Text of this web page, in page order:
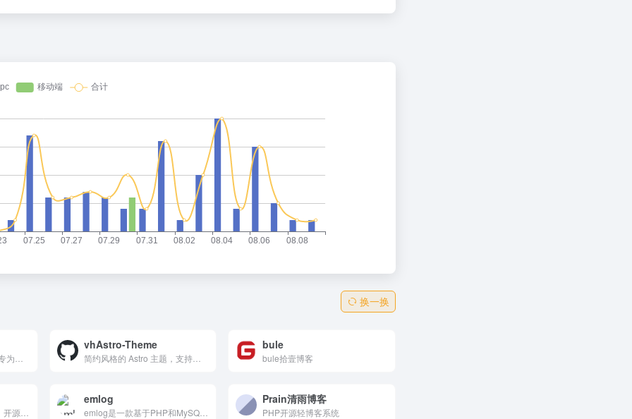
换一换
vhAstro-Theme
简约风格的 Astro 主题，支持动态内容加载和静态数据配置，提供链接管理、说说记录和图片展示功能，适合快速搭建个人博客或创意项目。
bule
bule拾壹博客
emlog
emlog是一款基于PHP和MySQL的轻量级博客及CMS建站系统，同时也是采用Markdown语法编辑器的内容创作工具。致力于打造快速、稳定，且在使用上又极其简单、舒适的内容创作及站点搭建程序。
Prain清雨博客
PHP开源轻博客系统